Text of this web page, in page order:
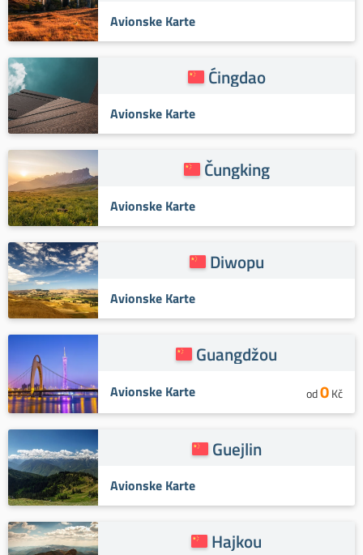
Avionske Karte
Ćingdao
Avionske Karte
Čungking
Avionske Karte
Diwopu
Avionske Karte
Guangdžou
Avionske Karte od0Kč
Guejlin
Avionske Karte
Hajkou